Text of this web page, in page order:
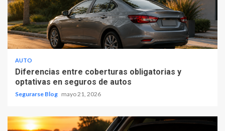
AUTO
Diferencias entre coberturas obligatorias y
optativas en seguros de autos
Segurarse Blog mayo 21, 2026